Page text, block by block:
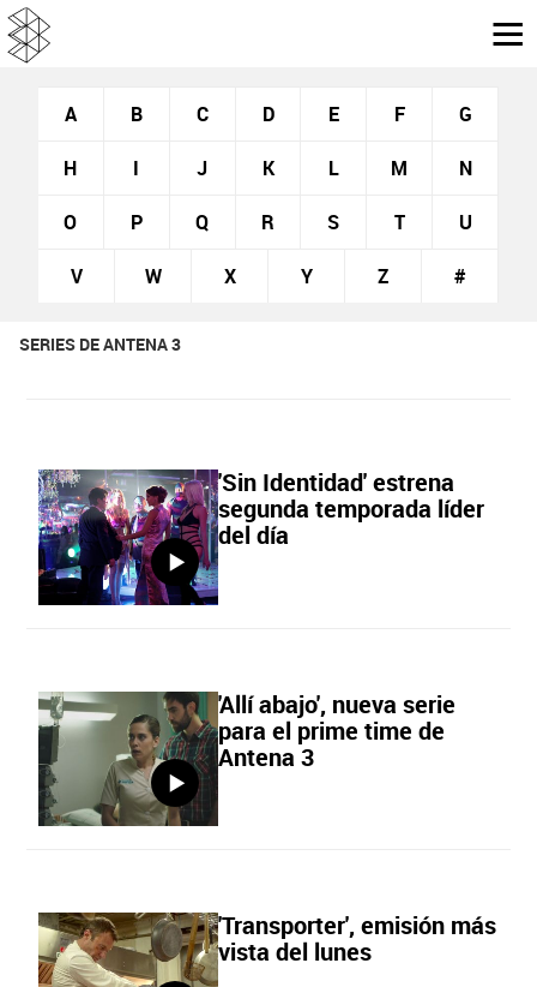
A B C D E F G
H I J K L M N
O P Q R S T U
V W X Y Z #
SERIES DE ANTENA 3
'Sin Identidad' estrena
segunda temporada líder
del día
'Allí abajo', nueva serie
para el prime time de
Antena 3
'Transporter', emisión más
vista del lunes